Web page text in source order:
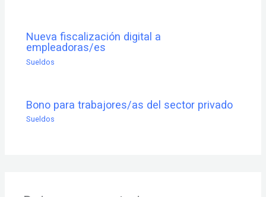
Nueva fiscalización digital a
empleadoras/es
Sueldos
Bono para trabajores/as del sector privado
Sueldos